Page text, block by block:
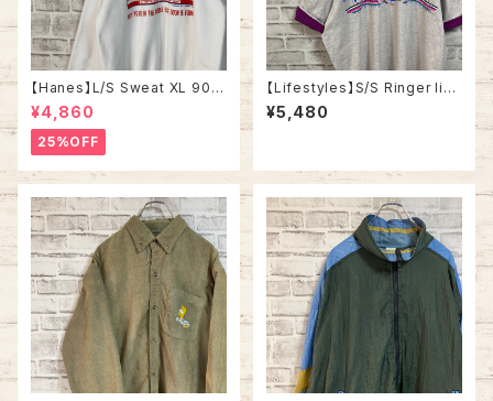
【Hanes】L/S Sweat XL 90s
ヘインズ スウェット トレーナー
星条旗 企業モノ vintage ヴィ
ンテージ アメリカ USA 古着
¥4,860
25%OFF
【Lifestyles】S/S Ringer like
Tee XL 90s Made in USA v
intage リンガーライク レイヤ
グルステッチ アメリカ USA レト
ロ 古着
¥5,480